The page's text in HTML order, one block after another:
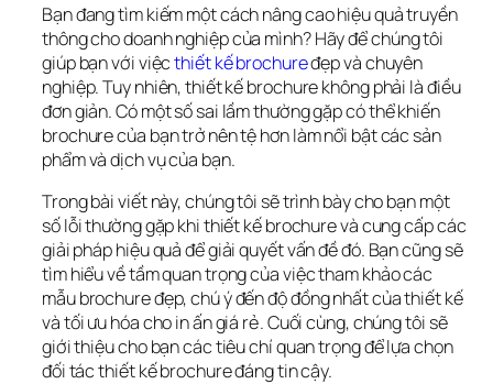
Bạn đang tìm kiếm một cách nâng cao hiệu quả truyền
thông cho doanh nghiệp của mình? Hãy để chúng tôi
giúp bạn với việc thiết kế brochure đẹp và chuyên
nghiệp. Tuy nhiên, thiết kế brochure không phải là điều
đơn giản. Có một số sai lầm thường gặp có thể khiến
brochure của bạn trở nên tệ hơn làm nổi bật các sản
phẩm và dịch vụ của bạn.
Trong bài viết này, chúng tôi sẽ trình bày cho bạn một
số lỗi thường gặp khi thiết kế brochure và cung cấp các
giải pháp hiệu quả để giải quyết vấn đề đó. Bạn cũng sẽ
tìm hiểu về tầm quan trọng của việc tham khảo các
mẫu brochure đẹp, chú ý đến độ đồng nhất của thiết kế
và tối ưu hóa cho in ấn giá rẻ. Cuối cùng, chúng tôi sẽ
giới thiệu cho bạn các tiêu chí quan trọng để lựa chọn
đối tác thiết kế brochure đáng tin cậy.